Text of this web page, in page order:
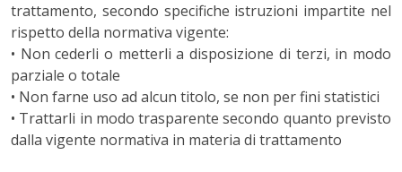
trattamento, secondo specifiche istruzioni impartite nel
rispetto della normativa vigente:
• Non cederli o metterli a disposizione di terzi, in modo
parziale o totale
• Non farne uso ad alcun titolo, se non per fini statistici
• Trattarli in modo trasparente secondo quanto previsto
dalla vigente normativa in materia di trattamento